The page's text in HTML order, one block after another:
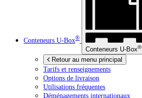
Conteneurs U-Box®
Conteneurs U-Box®
Retour au menu principal
Tarifs et renseignements
Options de livraison
Utilisations fréquentes
Déménagements internationaux